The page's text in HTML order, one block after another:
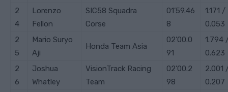
2
4
Lorenzo
Fellon
SIC58 Squadra
Corse
01’59.46
8
1.171 /
0.053
2
5
Mario Suryo
Aji
Honda Team Asia
02’00.0
91
1.794
0.623
2
6
Joshua
Whatley
VisionTrack Racing
Team
02’00.2
98
2.001
0.207